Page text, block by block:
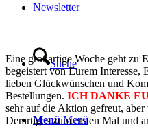
Newsletter
Suche
Menü Menü
Eine großartige Woche geht zu
begeistert von Eurem Interesse,
lieben Glückwünschen und
Bestellungen. ICH DANKE
sehr auf die Aktion gefreut,
Derartiges zum ersten Mal und